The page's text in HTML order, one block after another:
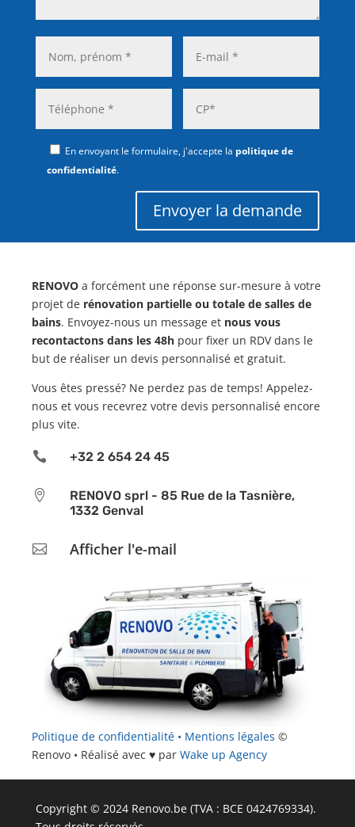
En envoyant le formulaire, j'accepte la politique de
confidentialité.
Envoyer la demande
RENOVO a forcément une réponse sur-mesure à votre
projet de rénovation partielle ou totale de salles de
bains. Envoyez-nous un message et nous vous
recontactons dans les 48h pour fixer un RDV dans le
but de réaliser un devis personnalisé et gratuit.
Vous êtes pressé? Ne perdez pas de temps! Appelez-
nous et vous recevrez votre devis personnalisé encore
plus vite.
 +32 2 654 24 45

RENOVO sprl - 85 Rue de la Tasnière,
1332 Genval
 Afficher l'e-mail
Politique de confidentialité • Mentions légales©
Renovo • Réalisé avec ♥ parWake up Agency
Copyright © 2024 Renovo.be (TVA : BCE 0424769334).